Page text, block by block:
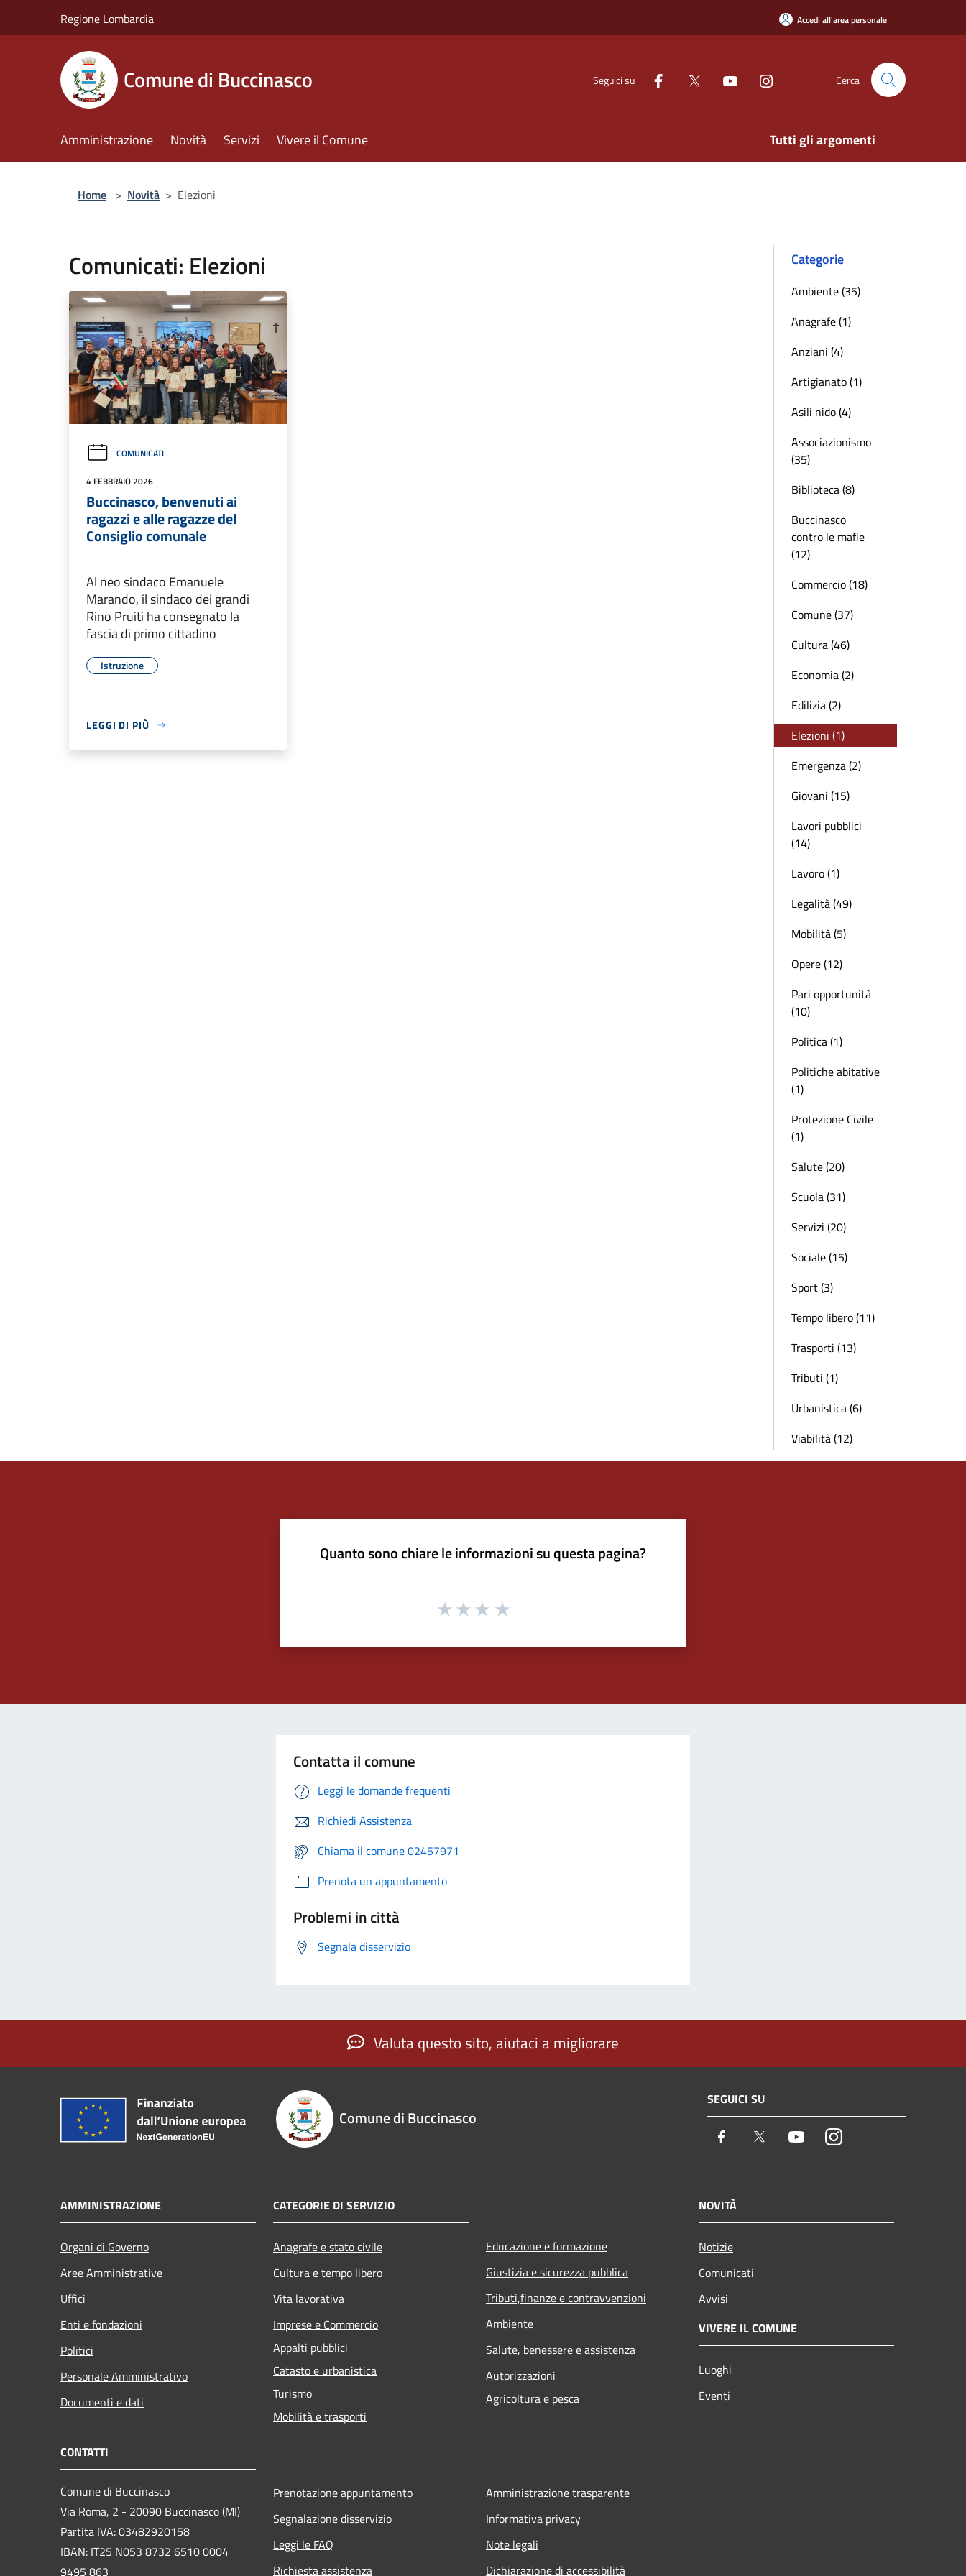
Regione Lombardia Accedi all'area personale
Comune di Buccinasco Seguici su Cerca
Amministrazione Novità Servizi Vivere il Comune Tutti gli argomenti
Home > Novità > Elezioni
Comunicati: Elezioni
COMUNICATI
4 FEBBRAIO 2026
Buccinasco, benvenuti ai
ragazzi e alle ragazze del
Consiglio comunale
Al neo sindaco Emanuele
Marando, il sindaco dei grandi
Rino Pruiti ha consegnato la
fascia di primo cittadino
Istruzione
LEGGI DI PIÙ
Categorie
Ambiente (35)
Anagrafe (1)
Anziani (4)
Artigianato (1)
Asili nido (4)
Associazionismo
(35)
Biblioteca (8)
Buccinasco
contro le mafie
(12)
Commercio (18)
Comune (37)
Cultura (46)
Economia (2)
Edilizia (2)
Elezioni (1)
Emergenza (2)
Giovani (15)
Lavori pubblici
(14)
Lavoro (1)
Legalità (49)
Mobilità (5)
Opere (12)
Pari opportunità
(10)
Politica (1)
Politiche abitative
(1)
Protezione Civile
(1)
Salute (20)
Scuola (31)
Servizi (20)
Sociale (15)
Sport (3)
Tempo libero (11)
Trasporti (13)
Tributi (1)
Urbanistica (6)
Viabilità (12)
Quanto sono chiare le informazioni su questa pagina?
Contatta il comune
Leggi le domande frequenti
Richiedi Assistenza
Chiama il comune 02457971
Prenota un appuntamento
Problemi in città
Segnala disservizio
Valuta questo sito, aiutaci a migliorare
Comune di Buccinasco
SEGUICI SU
Facebook Twitter YoutubeInstagram
AMMINISTRAZIONE
Organi di Governo
Aree Amministrative
Uffici
Enti e fondazioni
Politici
Personale Amministrativo
Documenti e dati
CATEGORIE DI SERVIZIO
Anagrafe e stato civile
Cultura e tempo libero
Vita lavorativa
Imprese e Commercio
Appalti pubblici
Catasto e urbanistica
Turismo
Mobilità e trasporti
Educazione e formazione
Giustizia e sicurezza pubblica
Tributi,finanze e contravvenzioni
Ambiente
Salute, benessere e assistenza
Autorizzazioni
Agricoltura e pesca
NOVITÀ
Notizie
Comunicati
Avvisi
VIVERE IL COMUNE
Luoghi
Eventi
CONTATTI
Comune di Buccinasco
Via Roma, 2 - 20090 Buccinasco (MI)
Partita IVA: 03482920158
IBAN: IT25 N053 8732 6510 0004
9495 863
Prenotazione appuntamento
Segnalazione disservizio
Leggi le FAQ
Richiesta assistenza
Amministrazione trasparente
Informativa privacy
Note legali
Dichiarazione di accessibilità